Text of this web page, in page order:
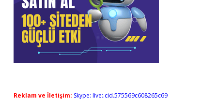
Reklam ve İletişim: Skype: live:.cid.575569c608265c69